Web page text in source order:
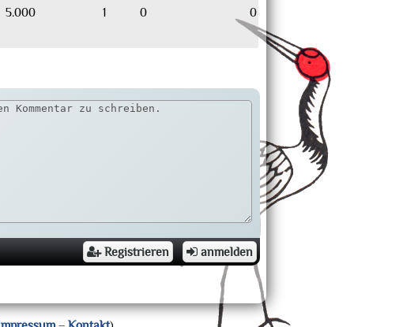
5.000 1 0 0
Registrieren anmelden